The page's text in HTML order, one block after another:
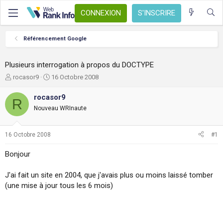
CONNEXION S'INSCRIRE
Référencement Google
Plusieurs interrogation à propos du DOCTYPE
A
t
e
d
a
i
s
rocasor9
D
t
d
16 Octobre 2008
R rocasor9
Nouveau WRInaute
16 Octobre 2008 #1
Bonjour
J'ai fait un site en 2004, que j'avais plus ou moins laissé tomber
(une mise à jour tous les 6 mois)